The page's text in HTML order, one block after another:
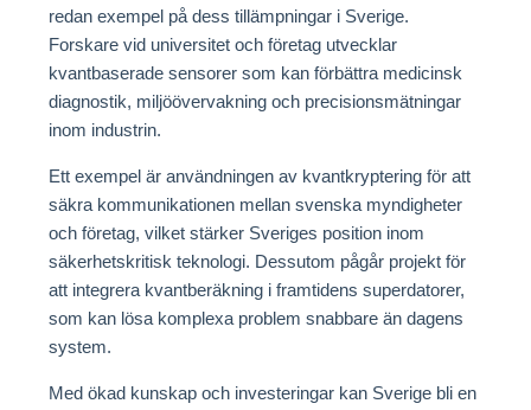
redan exempel på dess tillämpningar i Sverige.
Forskare vid universitet och företag utvecklar
kvantbaserade sensorer som kan förbättra medicinsk
diagnostik, miljöövervakning och precisionsmätningar
inom industrin.
Ett exempel är användningen av kvantkryptering för att
säkra kommunikationen mellan svenska myndigheter
och företag, vilket stärker Sveriges position inom
säkerhetskritisk teknologi. Dessutom pågår projekt för
att integrera kvantberäkning i framtidens superdatorer,
som kan lösa komplexa problem snabbare än dagens
system.
Med ökad kunskap och investeringar kan Sverige bli en